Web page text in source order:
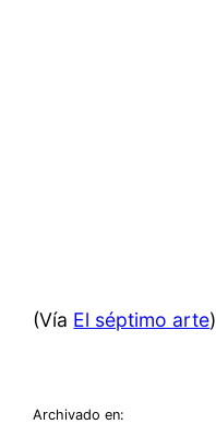
(Vía El séptimo arte)
Archivado en: